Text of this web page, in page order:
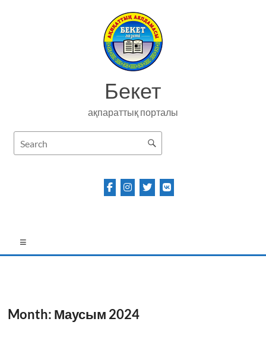
Бекет
ақпараттық порталы
Month: Маусым 2024